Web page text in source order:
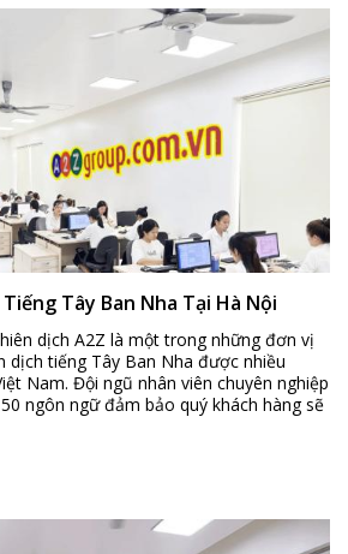
Tây Ban Nha Tại Hà Nội
dịch A2Z là một trong những đơn vị
dịch tiếng Tây Ban Nha được nhiều
Nam. Đội ngũ nhân viên chuyên nghiệp
ngôn ngữ đảm bảo quý khách hàng sẽ